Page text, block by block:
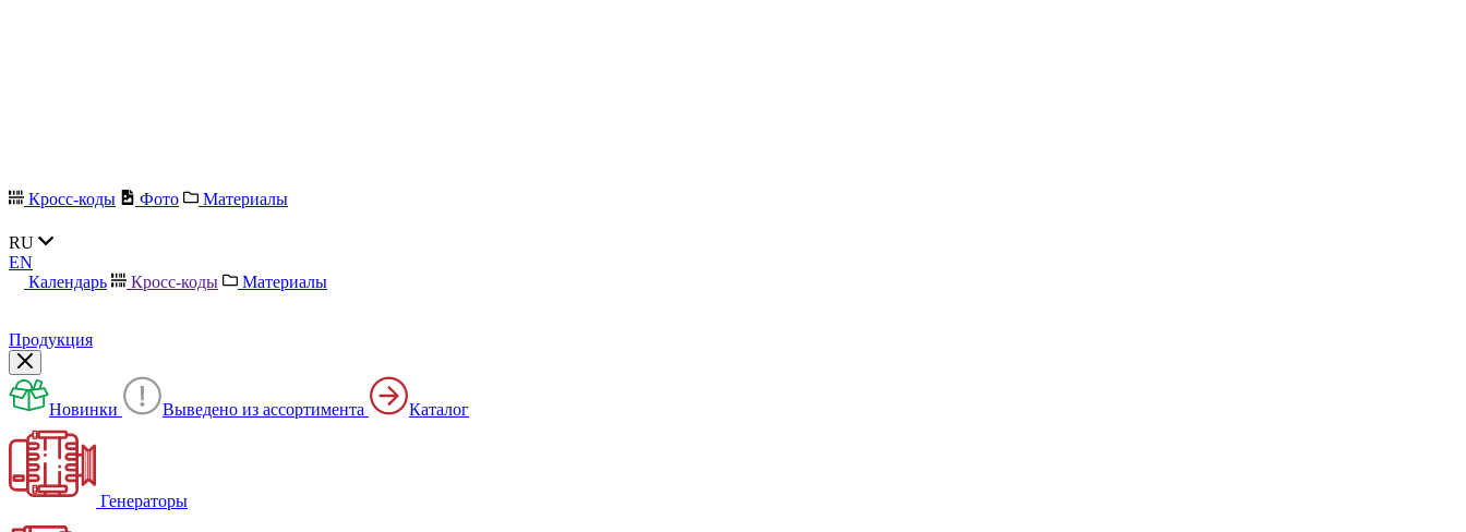
Кросс-коды Фото Материалы
RU
EN
Календарь
Кросс-коды Материалы
Продукция
Новинки Выведено из ассортимента Каталог
Генераторы